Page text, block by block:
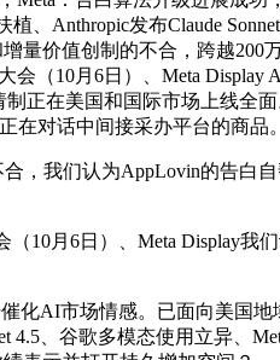
、Anthropic发布Claude
量价值创制的不合，跨越200
（10月6日）、Meta Display
制正在美国和国际市场上线全
在对话中间接采办平台的商品。
，我们认为AppLovin的告白
10月6日）、Meta Display我
AI市场情感。已面向美国地
、谷歌多模态使用立异、